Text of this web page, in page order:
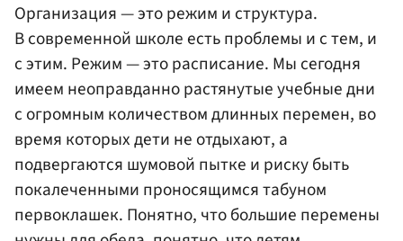
Организация — это режим и структура.
В современной школе есть проблемы и с тем, и
с этим. Режим — это расписание. Мы сегодня
имеем неоправданно растянутые учебные дни
с огромным количеством длинных перемен, во
время которых дети не отдыхают, а
подвергаются шумовой пытке и риску быть
покалеченными проносящимся табуном
первоклашек. Понятно, что большие перемены